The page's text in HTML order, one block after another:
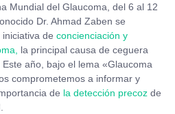
Mundial del Glaucoma, del 6 al 12
Dr. Ahmad Zaben se
de concienciación y
la principal causa de ceguera
año, bajo el lema «Glaucoma
comprometemos a informar y
de la detección precoz de